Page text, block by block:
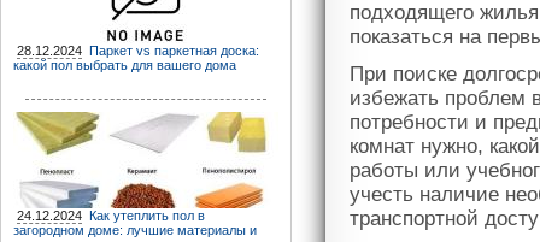
28.12.2024 Паркет vs паркетная доска:
какой пол выбрать для вашего дома
24.12.2024 Как утеплить пол в
загородном доме: лучшие материалы и
подходящего
показаться на
При поиске
избежать проблем
потребности и
комнат нужно,
работы или
учесть наличие
транспортной